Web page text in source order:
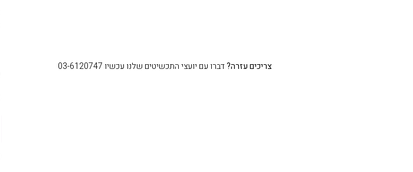
צריכים עזרה?דברו עם יועצי התכשיטים שלנו עכשיו 03-6120747